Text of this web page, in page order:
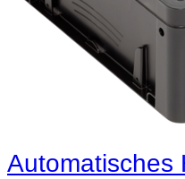
Automatisches